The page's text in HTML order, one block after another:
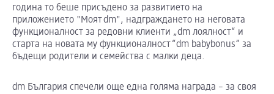
година то беше присъдено за развитието на
приложението "Моят dm", надграждането на неговата
функционалност за редовни клиенти „dm лоялност“ и
старта на новата му функционалност “dm babybonus” за
бъдещи родители и семейства с малки деца.
dm България спечели още една голяма награда – за своя